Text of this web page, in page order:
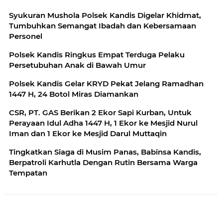
Syukuran Mushola Polsek Kandis Digelar Khidmat,
Tumbuhkan Semangat Ibadah dan Kebersamaan
Personel
Polsek Kandis Ringkus Empat Terduga Pelaku
Persetubuhan Anak di Bawah Umur
Polsek Kandis Gelar KRYD Pekat Jelang Ramadhan
1447 H, 24 Botol Miras Diamankan
CSR, PT. GAS Berikan 2 Ekor Sapi Kurban, Untuk
Perayaan Idul Adha 1447 H, 1 Ekor ke Mesjid Nurul
Iman dan 1 Ekor ke Mesjid Darul Muttaqin
Tingkatkan Siaga di Musim Panas, Babinsa Kandis,
Berpatroli Karhutla Dengan Rutin Bersama Warga
Tempatan